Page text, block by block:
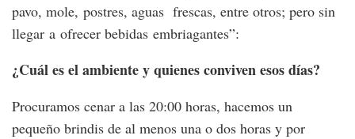
pavo, mole, postres, aguas frescas, entre otros; pero sin
llegar a ofrecer bebidas embriagantes”:
¿Cuál es el ambiente y quienes conviven esos días?
Procuramos cenar a las 20:00 horas, hacemos un
pequeño brindis de al menos una o dos horas y por